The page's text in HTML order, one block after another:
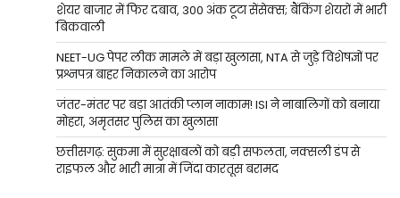
शेयर बाजार में फिर दबाव, 300 अंक टूटा सेंसेक्स; बैंकिंग शेयरों में भारी
बिकवाली
NEET-UG पेपर लीक मामले में बड़ा खुलासा, NTA से जुड़े विशेषज्ञों पर
प्रश्नपत्र बाहर निकालने का आरोप
जंतर-मंतर पर बड़ा आतंकी प्लान नाकाम! ISI ने नाबालिगों को बनाया
मोहरा, अमृतसर पुलिस का खुलासा
छत्तीसगढ़: सुकमा में सुरक्षाबलों को बड़ी सफलता, नक्सली डंप से
राइफल और भारी मात्रा में जिंदा कारतूस बरामद